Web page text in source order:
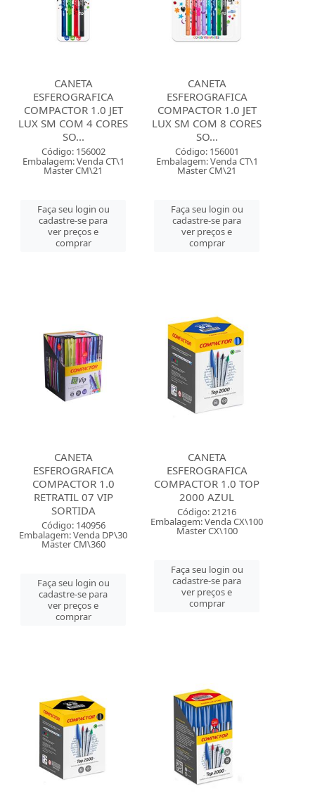
CANETA
ESFEROGRAFICA
COMPACTOR 1.0 JET
LUX SM COM 4 CORES
SO...
Código: 156002
Embalagem: Venda CT\1
Master CM\21
Faça seu login ou
cadastre-se para
ver preços e
comprar
CANETA
ESFEROGRAFICA
COMPACTOR 1.0 JET
LUX SM COM 8 CORES
SO...
Código: 156001
Embalagem: Venda CT\1
Master CM\21
Faça seu login ou
cadastre-se para
ver preços e
comprar
CANETA
ESFEROGRAFICA
COMPACTOR 1.0
RETRATIL 07 VIP
SORTIDA
Código: 140956
Embalagem: Venda DP\30
Master CM\360
Faça seu login ou
cadastre-se para
ver preços e
comprar
CANETA
ESFEROGRAFICA
COMPACTOR 1.0 TOP
2000 AZUL
Código: 21216
Embalagem: Venda CX\100
Master CX\100
Faça seu login ou
cadastre-se para
ver preços e
comprar